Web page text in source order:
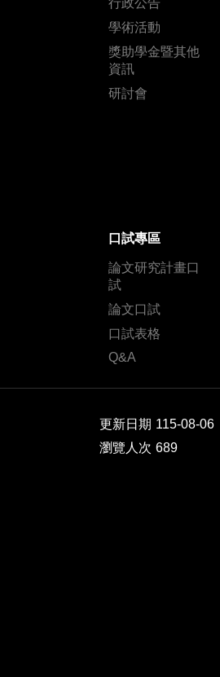
學術活動
獎助學金暨其他
資訊
研討會
口試專區
論文研究計畫口
試
論文口試
口試表格
Q&A
更新日期 115-08-06
瀏覽人次 689